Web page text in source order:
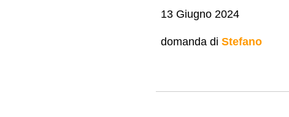
13 Giugno 2024
domanda di Stefano